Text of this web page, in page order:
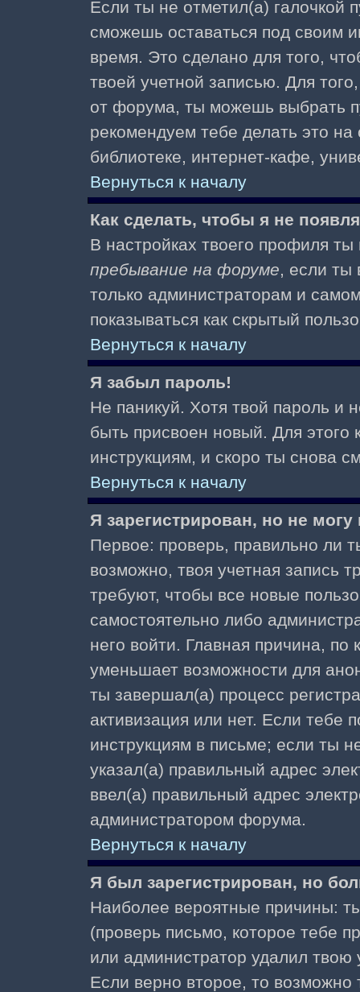
Если ты не отметил(а) галочкой
сможешь оставаться под своим
время. Это сделано для того,
твоей учетной записью. Для
от форума, ты можешь выбрать
рекомендуем тебе делать это
библиотеке, интернет-кафе,
Вернуться к началу
Как сделать, чтобы я не
В настройках твоего профиля
пребывание на форуме, если
только администраторам и
показываться как скрытый
Вернуться к началу
Я забыл пароль!
Не паникуй. Хотя твой пароль и
быть присвоен новый. Для этого
инструкциям, и скоро ты снова
Вернуться к началу
Я зарегистрирован, но не могу
Первое: проверь, правильно ли
возможно, твоя учетная запись
требуют, чтобы все новые
самостоятельно либо
него войти. Главная причина,
уменьшает возможности для
ты завершал(а) процесс
активизация или нет. Если тебе
инструкциям в письме; если ты
указал(а) правильный адрес
ввел(а) правильный адрес
администратором форума.
Вернуться к началу
Я был зарегистрирован, но
Наиболее вероятные причины:
(проверь письмо, которое тебе
или администратор удалил твою
Если верно второе, то